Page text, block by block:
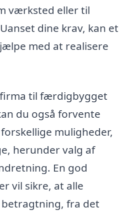
værksted eller til
dine krav, kan et
med at realisere
til færdigbygget
du også forvente
muligheder,
herunder valg af
En god
vil sikre, at alle
fra det